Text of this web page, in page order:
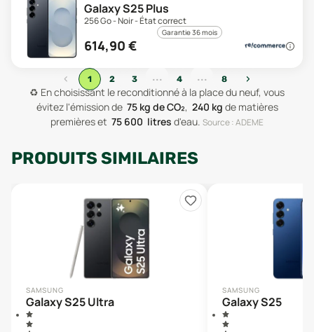
Galaxy S25 Plus
256 Go - Noir - État correct
Garantie 36 mois
614,90 €
‹ 1 2 3 ... 4 ... 8
›
♻️ En choisissant le reconditionné à la place du neuf, vous
évitez l'émission de 75 kg de CO₂, 240 kg de matières
premièreset 75 600 litres d'eau. Source : ADEME
PRODUITS SIMILAIRES
SAMSUNG
Galaxy S25 Ultra
SAMSUNG
Galaxy S25